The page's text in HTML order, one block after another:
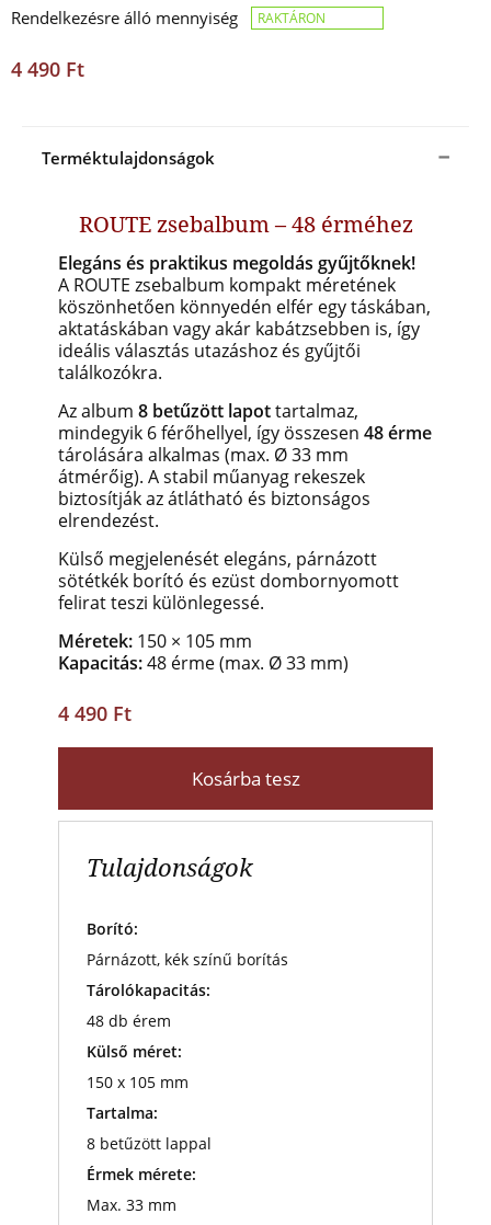
Rendelkezésre álló mennyiség
RAKTÁRON
4 490 Ft
Terméktulajdonságok
ROUTE zsebalbum – 48 érméhez
Elegáns és praktikus megoldás gyűjtőknek!
A ROUTE zsebalbum kompakt méretének
köszönhetően könnyedén elfér egy táskában,
aktatáskában vagy akár kabátzsebben is, így
ideális választás utazáshoz és gyűjtői
találkozókra.
Az album 8 betűzött lapottartalmaz,
mindegyik 6 férőhellyel, így összesen 48 érme
tárolására alkalmas (max. Ø 33 mm
átmérőig). A stabil műanyag rekeszek
biztosítják az átlátható és biztonságos
elrendezést.
Külső megjelenését elegáns, párnázott
sötétkék borító és ezüst dombornyomott
felirat teszi különlegessé.
Méretek: 150 × 105 mm
Kapacitás:48 érme (max. Ø 33 mm)
4 490 Ft
Kosárba tesz
Tulajdonságok
Borító:
Párnázott, kék színű borítás
Tárolókapacitás:
48 db érem
Külső méret:
150 x 105 mm
Tartalma:
8 betűzött lappal
Érmek mérete:
Max. 33 mm